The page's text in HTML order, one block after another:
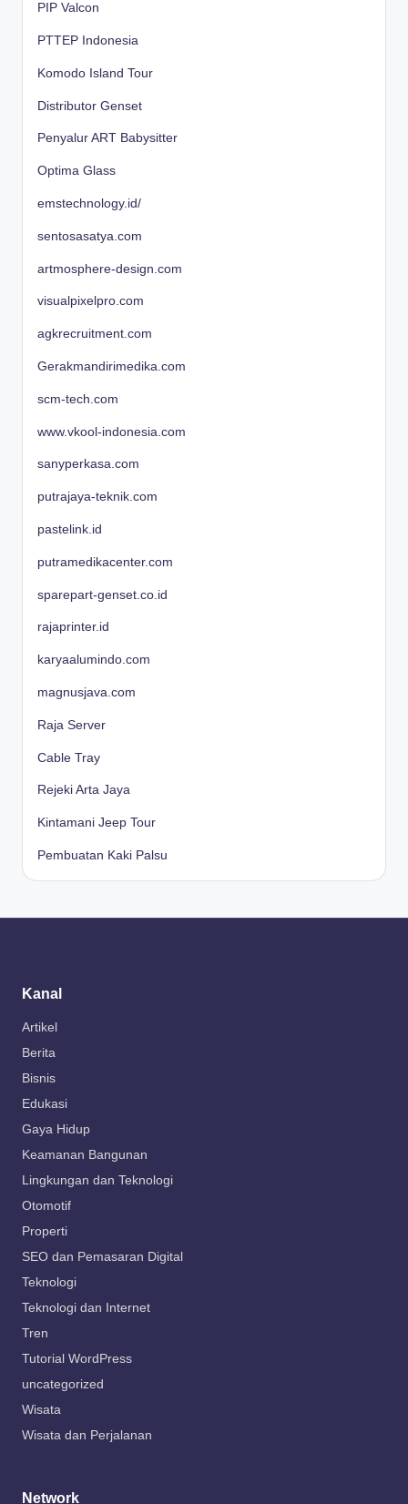
PIP Valcon
PTTEP Indonesia
Komodo Island Tour
Distributor Genset
Penyalur ART Babysitter
Optima Glass
emstechnology.id/
sentosasatya.com
artmosphere-design.com
visualpixelpro.com
agkrecruitment.com
Gerakmandirimedika.com
scm-tech.com
www.vkool-indonesia.com
sanyperkasa.com
putrajaya-teknik.com
pastelink.id
putramedikacenter.com
sparepart-genset.co.id
rajaprinter.id
karyaalumindo.com
magnusjava.com
Raja Server
Cable Tray
Rejeki Arta Jaya
Kintamani Jeep Tour
Pembuatan Kaki Palsu
Kanal
Artikel
Berita
Bisnis
Edukasi
Gaya Hidup
Keamanan Bangunan
Lingkungan dan Teknologi
Otomotif
Properti
SEO dan Pemasaran Digital
Teknologi
Teknologi dan Internet
Tren
Tutorial WordPress
uncategorized
Wisata
Wisata dan Perjalanan
Network